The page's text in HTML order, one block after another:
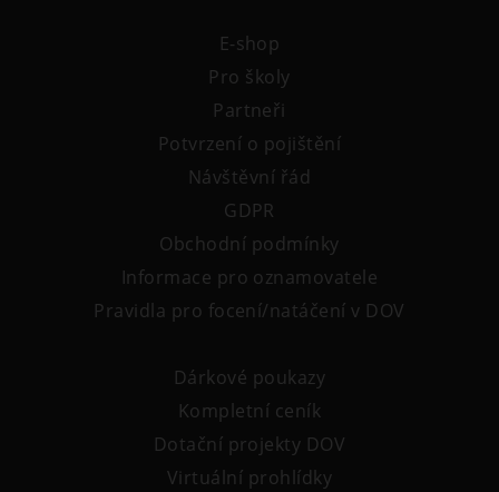
E-shop
Pro školy
Partneři
Potvrzení o pojištění
Návštěvní řád
GDPR
Obchodní podmínky
Informace pro oznamovatele
Pravidla pro focení/natáčení v DOV
Dárkové poukazy
Kompletní ceník
Dotační projekty DOV
Virtuální prohlídky